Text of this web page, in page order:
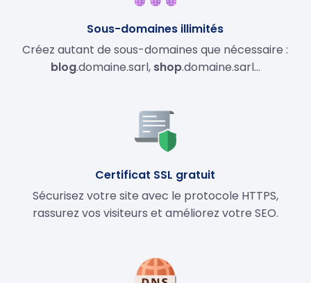
Sous-domaines illimités
Créez autant de sous-domaines que nécessaire :
blog.domaine.sarl, shop.domaine.sarl…
Certificat SSL gratuit
Sécurisez votre site avec le protocole HTTPS,
rassurez vos visiteurs et améliorez votre SEO.